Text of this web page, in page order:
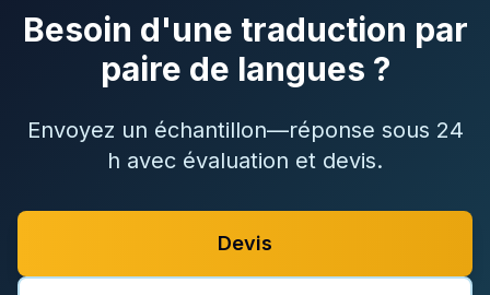
Besoin d'une traduction par
paire de langues ?
Envoyez un échantillon—réponse sous 24
h avec évaluation et devis.
Devis